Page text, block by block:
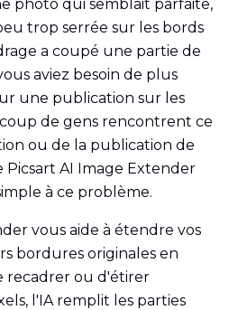
photo qui semblait parfaite,
trop serrée sur les bords
a coupé une partie de
aviez besoin de plus
une publication sur les
de gens rencontrent ce
ou de la publication de
Picsart AI Image Extender
à ce problème.
vous aide à étendre vos
bordures originales en
recadrer ou d'étirer
l'IA remplit les parties